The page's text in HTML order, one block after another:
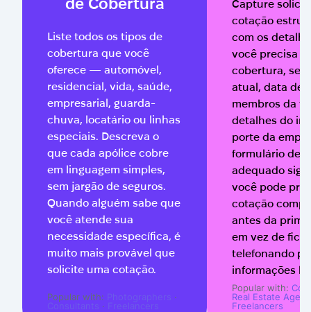
Liste todos os tipos de
cobertura que você
oferece — automóvel,
residencial, vida, saúde,
empresarial, guarda-
chuva, locatário ou linhas
especiais. Descreva o
que cada apólice cobre
em linguagem simples,
sem jargão de seguros.
Quando alguém sabe que
você atende sua
necessidade específica, é
muito mais provável que
solicite uma cotação.
Popular with: Photographers ·
Consultants · Freelancers
Capture
cotação
com os
você precisa
cobertura,
atual, data de
membros da
detalhes do
porte da
formulário de
adequado
você pode
cotação
antes da
em vez de ficar
telefonando
informações
Popular with:
Real Estate
Freelancers